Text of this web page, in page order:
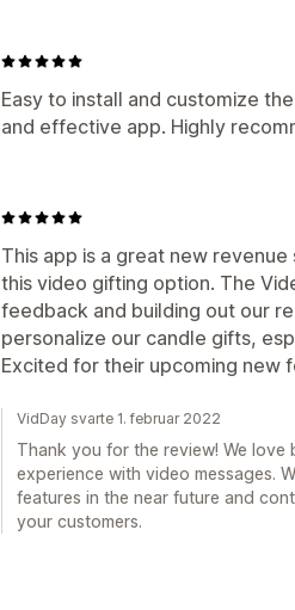
Easy to install and customize
and effective app. Highly
This app is a great new
this video gifting option. The
feedback and building out our
personalize our candle gifts,
Excited for their upcoming new
VidDay svarte 1. februar 2022
Thank you for the review! We
experience with video messages.
features in the near future and
your customers.